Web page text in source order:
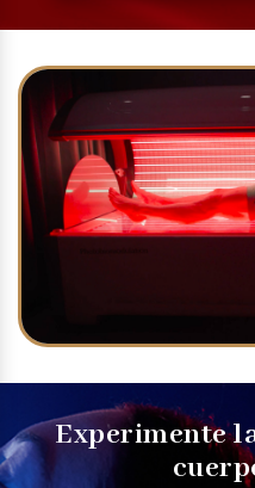
Experimente